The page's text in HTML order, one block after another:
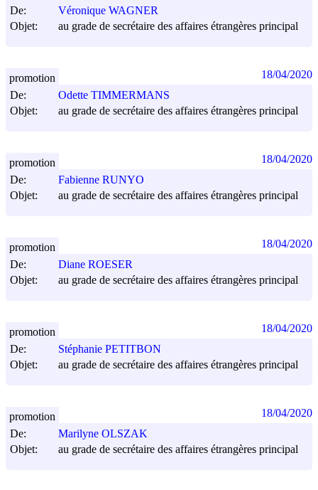
De:
Véronique WAGNER
Objet:
au grade de secrétaire des affaires étrangères principal
De:
Odette TIMMERMANS
Objet:
au grade de secrétaire des affaires étrangères principal
promotion 18/04/2020
De:
Fabienne RUNYO
Objet:
au grade de secrétaire des affaires étrangères principal
promotion 18/04/2020
De:
Diane ROESER
Objet:
au grade de secrétaire des affaires étrangères principal
promotion 18/04/2020
De:
Stéphanie PETITBON
Objet:
au grade de secrétaire des affaires étrangères principal
promotion 18/04/2020
De:
Marilyne OLSZAK
Objet:
au grade de secrétaire des affaires étrangères principal
promotion 18/04/2020